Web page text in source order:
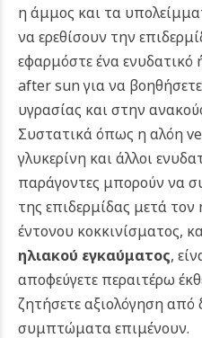
η άμμος και τα
να ερεθίσουν την
εφαρμόστε ένα
after sun για να
υγρασίας και στην
Συστατικά όπως η αλόη
γλυκερίνη και άλλοι
παράγοντες μπορούν να
της επιδερμίδας μετά
έντονου κοκκινίσματος,
ηλιακού εγκαύματος,
αποφεύγετε περαιτέρω
ζητήσετε αξιολόγηση από
συμπτώματα επιμένουν.